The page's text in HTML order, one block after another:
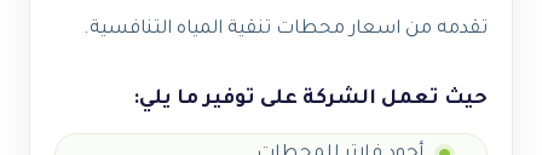
تقدمه من اسعار محطات تنقية المياه التنافسية.
حيث تعمل الشركة على توفير ما يلي: